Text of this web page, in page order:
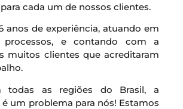
cada um de nossos clientes.
anos de experiência, atuando em
processos, e contando com a
muitos clientes que acreditaram
todas as regiões do Brasil, a
um problema para nós! Estamos